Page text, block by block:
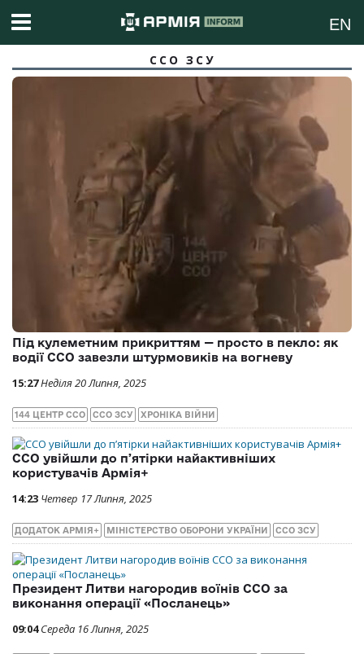
EN
ССО ЗСУ
Під кулеметним прикриттям — просто в пекло: як
водії ССО завезли штурмовиків на вогневу
15:27Неділя 20 Липня, 2025
144 ЦЕНТР ССО ССО ЗСУ ХРОНІКА ВІЙНИ
ССО увійшли до пʼятірки найактивніших
користувачів Армія+
14:23 Четвер 17 Липня, 2025
ДОДАТОК АРМІЯ+ МІНІСТЕРСТВО ОБОРОНИ УКРАЇНИ ССО ЗСУ
Президент Литви нагородив воїнів ССО за
виконання операції «Посланець»
09:04 Середа 16 Липня, 2025